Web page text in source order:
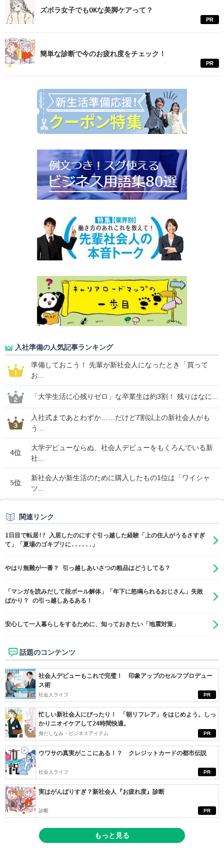
ズボラ女子でもOKな美脚ケアって？
PR
簡単な診断で今のお疲れ度をチェック！
PR
入社準備の人気記事ランキング
準備しておこう！ 先輩が新社会人になったとき「買って
お...
「大学生活に心残りゼロ」な卒業生は約3割！ 残りはなに...
入社式まであとわずか……だけど7割以上の新社会人がも
う...
4位
大学デビューならぬ、社会人デビューをもくろんでいる新
社...
5位
新社会人が新生活のために購入したもの1位は「ワイシャ
ツ...
関連リンク
1日目で転居!? 入居したのにすぐ引っ越した経験「上の住人がうるさすぎ
て」「夏場のゴキブリに......」
やはり無難が一番？ 引っ越しあいさつの粗品はどうしてる？
「マンガを読みだして段ボール解体」「年下に怒鳴られるおじさん」失敗
ばかり？ の引っ越しあるある！
安心して一人暮らしをするために、知っておきたい「地震対策」
話題のコンテンツ
PR
社会人デビューもこれで完璧！ 印象アップのセルフプロデュー
ス術
社会人ライフ
PR
忙しい新社会人にぴったり！ 「朝リフレア」をはじめよう。しっ
かりニオイケアして24時間快適。
身だしなみ・ビジネスアイテム
PR
ウワサの真実がここにある！？ クレジットカードの都市伝説
社会人ライフ
PR
実はがんばりすぎ？新社会人『お疲れ度』診断
診断
もっと見る